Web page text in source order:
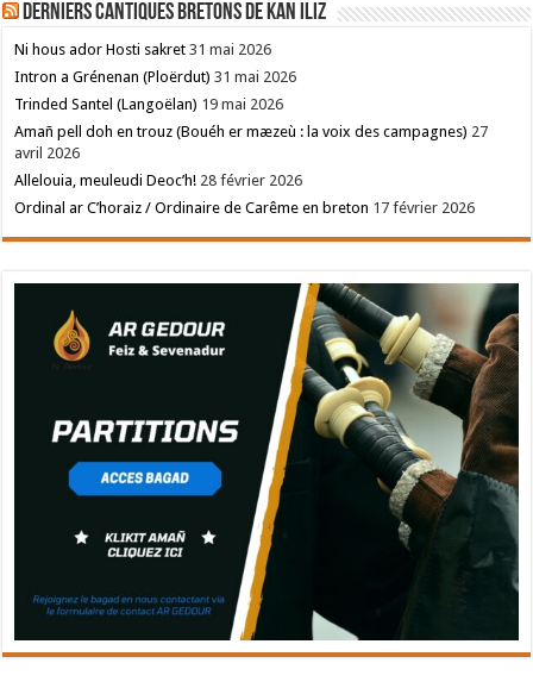
Derniers cantiques bretons de Kan Iliz
Ni hous ador Hosti sakret 31 mai 2026
Intron a Grénenan (Ploërdut) 31 mai 2026
Trinded Santel (Langoëlan) 19 mai 2026
Amañ pell doh en trouz (Bouéh er mæzeù : la voix des campagnes) 27
avril 2026
Allelouia, meuleudi Deoc’h! 28 février 2026
Ordinal ar C’horaiz / Ordinaire de Carême en breton 17 février 2026